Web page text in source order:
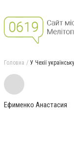
Головна У Чехії
Ефименко Анастасия